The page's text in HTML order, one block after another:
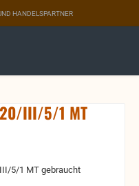
HANDELSPARTNER
III/5/1 MT